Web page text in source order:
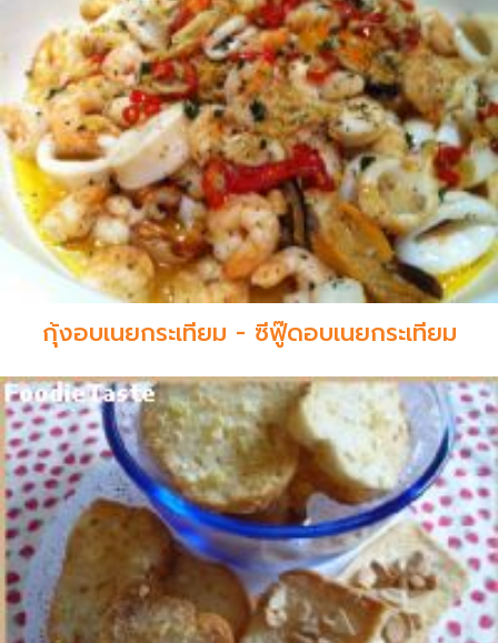
กุ้งอบเนยกระเทียม - ซีฟู๊ดอบเนยกระเทียม